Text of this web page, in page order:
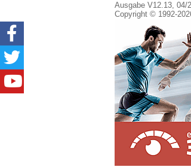
Ausgabe V12.13, 04/
Copyright © 1992-